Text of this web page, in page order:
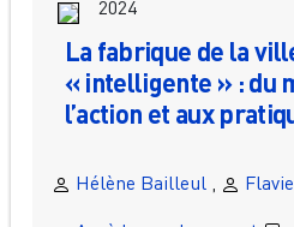
2024
La fabrique de la
« intelligente » : du
l’action et aux
Hélène Bailleul